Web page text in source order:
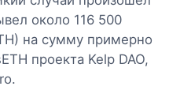
около 116 500
на сумму примерно
проекта Kelp DAO,